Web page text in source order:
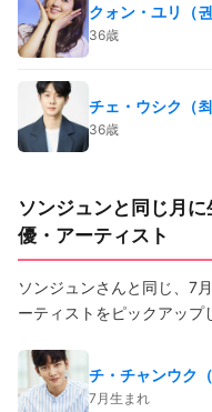
クォン・ユリ（
36歳
チェ・ウシク（
36歳
ソンジュンと同じ月
優・アーティスト
ソンジュンさんと同じ、7
ーティストをピックアップ
チ・チャンウク
7月生まれ